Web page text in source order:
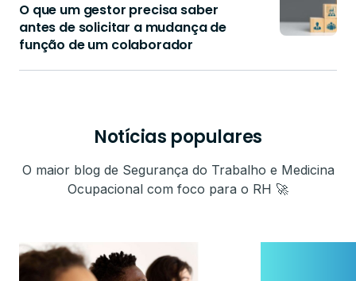
O que um gestor precisa saber
antes de solicitar a mudança de
função de um colaborador
Notícias populares
O maior blog de Segurança do Trabalho e Medicina
Ocupacional com foco para o RH 🚀